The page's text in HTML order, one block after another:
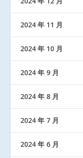
2024 年 11 月
2024 年 10 月
2024 年 9 月
2024 年 8 月
2024 年 7 月
2024 年 6 月